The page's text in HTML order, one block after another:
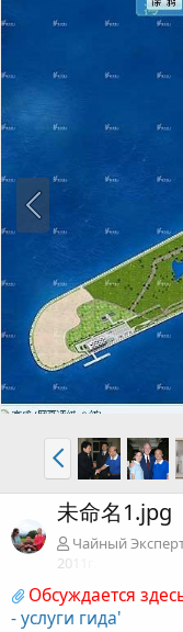
未命名1.jpg
Чайный
2011г.
Обсуждается
- услуги гида'